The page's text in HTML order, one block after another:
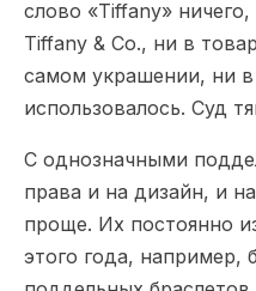
слово «Tiffany»
Tiffany & Co., ни в
самом украшении, ни в
использовалось. Суд
С однозначными
права и на дизайн, и
проще. Их постоянно
этого года, например,